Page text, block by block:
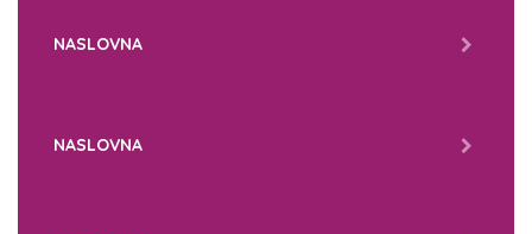
NASLOVNA
NASLOVNA